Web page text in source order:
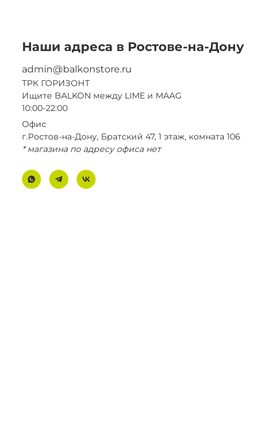
Наши адреса в Ростове-на-Дону
admin@balkonstore.ru
ТРК ГОРИЗОНТ
Ищите BALKON между LIME и MAAG
10:00-22:00
Офис
г.Ростов-на-Дону, Братский 47, 1 этаж, комната 106
* магазина по адресу офиса нет